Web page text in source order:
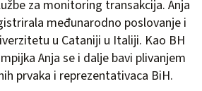
za monitoring transakcija. Anja
međunarodno poslovanje i
u Cataniji u Italiji. Kao BH
Anja se i dalje bavi plivanjem
prvaka i reprezentativaca BiH.